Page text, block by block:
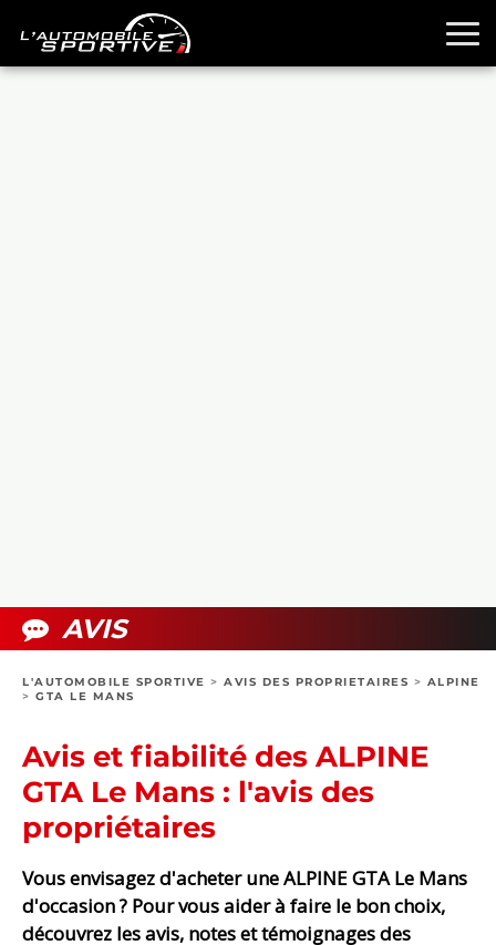
BOUTIQUE
AVIS
L'AUTOMOBILE SPORTIVE > AVIS DES PROPRIETAIRES > ALPINE
> GTA LE MANS
Avis et fiabilité des ALPINE
GTA Le Mans : l'avis des
propriétaires
Vous envisagez d'acheter une ALPINE GTA Le Mans
d'occasion ? Pour vous aider à faire le bon choix,
découvrez les avis, notes et témoignages des